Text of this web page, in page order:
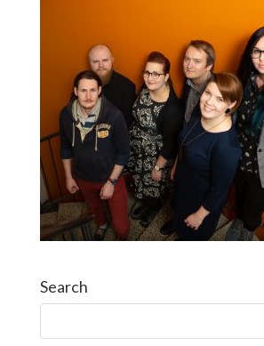
Search